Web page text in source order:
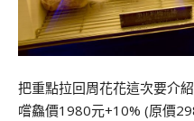
把重點拉回周花花這次要介
嚐鱻價1980元+10% (原價